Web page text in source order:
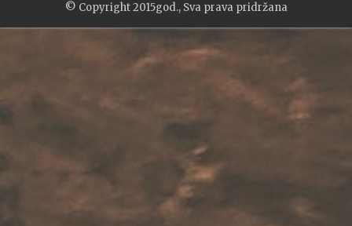
© Copyright 2015god., Sva prava pridržana